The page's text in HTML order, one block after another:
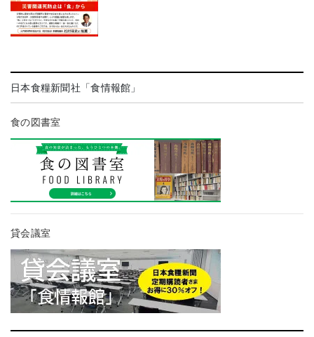
日本食糧新聞社「食情報館」
食の図書室
貸会議室